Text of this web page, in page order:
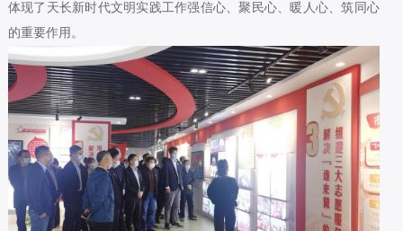
体现了天长新时代文明实践工作强信心、聚民心、暖人心、筑同心
的重要作用。